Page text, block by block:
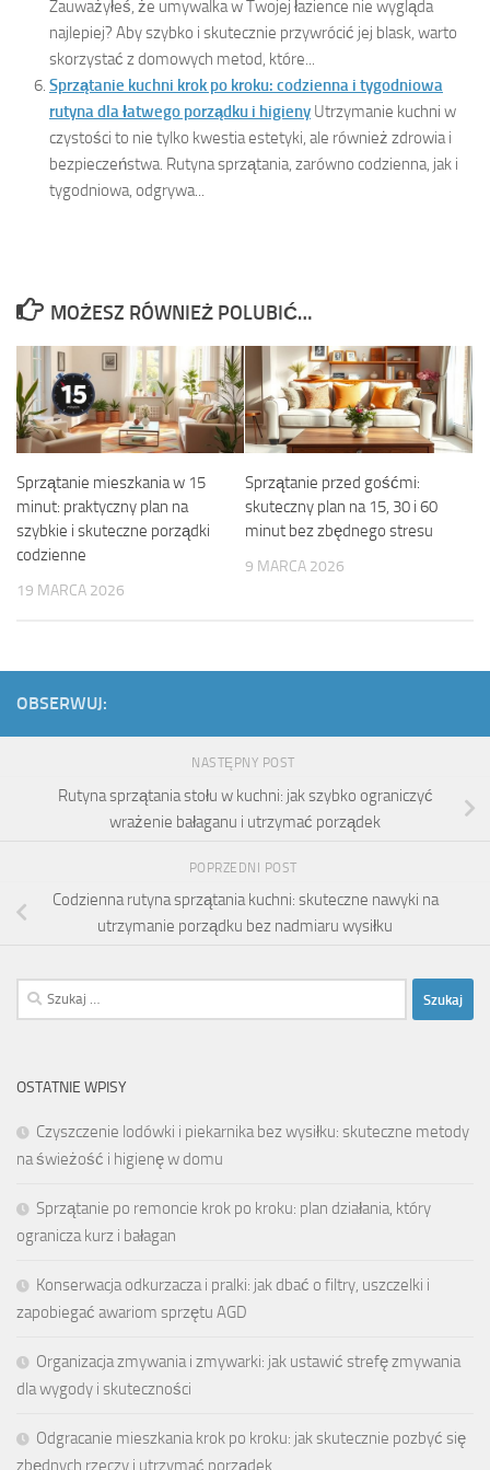
Zauważyłeś, że umywalka w Twojej łazience nie wygląda
najlepiej? Aby szybko i skutecznie przywrócić jej blask, warto
skorzystać z domowych metod, które...
Sprzątanie kuchni krok po kroku: codzienna i tygodniowa
rutyna dla łatwego porządku i higieny Utrzymanie kuchni w
czystości to nie tylko kwestia estetyki, ale również zdrowia i
bezpieczeństwa. Rutyna sprzątania, zarówno codzienna, jak i
tygodniowa, odgrywa...
MOŻESZ RÓWNIEŻ POLUBIĆ…
Sprzątanie mieszkania w 15
minut: praktyczny plan na
szybkie i skuteczne porządki
codzienne
19 MARCA 2026
Sprzątanie przed gośćmi:
skuteczny plan na 15, 30 i 60
minut bez zbędnego stresu
9 MARCA 2026
OBSERWUJ:
NASTĘPNY POST
Rutyna sprzątania stołu w kuchni: jak szybko ograniczyć
wrażenie bałaganu i utrzymać porządek
POPRZEDNI POST
Codzienna rutyna sprzątania kuchni: skuteczne nawyki na
utrzymanie porządku bez nadmiaru wysiłku
Szukaj:
OSTATNIE WPISY
Czyszczenie lodówki i piekarnika bez wysiłku: skuteczne metody
na świeżość i higienę w domu
Sprzątanie po remoncie krok po kroku: plan działania, który
ogranicza kurz i bałagan
Konserwacja odkurzacza i pralki: jak dbać o filtry, uszczelki i
zapobiegać awariom sprzętu AGD
Organizacja zmywania i zmywarki: jak ustawić strefę zmywania
dla wygody i skuteczności
Odgracanie mieszkania krok po kroku: jak skutecznie pozbyć się
zbędnych rzeczy i utrzymać porządek